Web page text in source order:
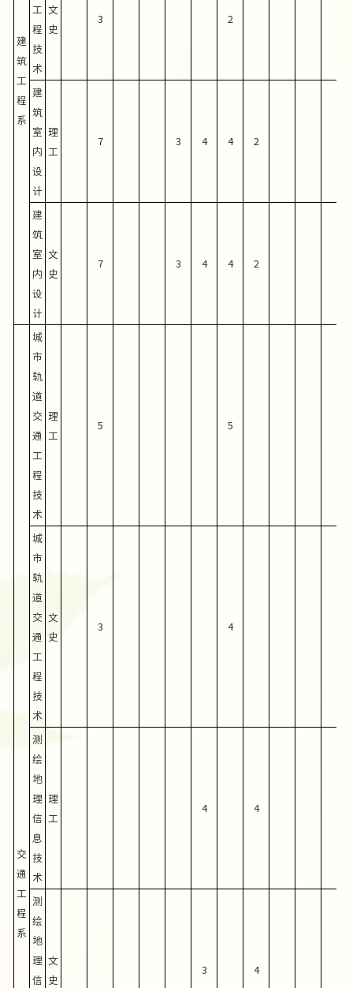
建
筑
工
程
系
工
程
技
术
文
史
3 2
建
筑
室
内
设
计
理
工
7 3 4 4 2
建
筑
室
内
设
计
文
史
7 3 4 4 2
交
通
工
程
系
城
市
轨
道
交
通
工
程
技
术
理
工
5 5
城
市
轨
道
交
通
工
程
技
术
文
史
3 4
测
绘
地
理
信
息
技
术
理
工
4 4
测
绘
地
理
信
文
史
3 4